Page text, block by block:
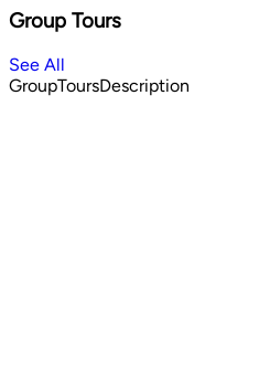
Group Tours
See All
GroupToursDescription